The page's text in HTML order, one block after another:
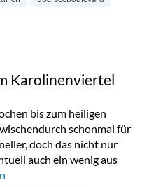
Karolinenviertel
bis zum heiligen
schonmal für
doch das nicht nur
auch ein wenig aus
im Karolinenviertel“